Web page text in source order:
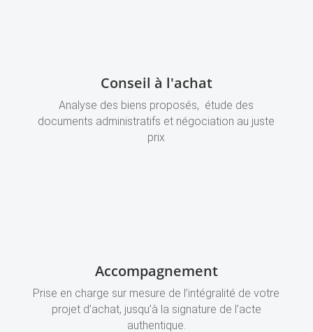
Conseil à l'achat
Analyse des biens proposés, étude des
documents administratifs et négociation au juste
prix
Accompagnement
Prise en charge sur mesure de l’intégralité de votre
projet d’achat, jusqu’à la signature de l’acte
authentique.